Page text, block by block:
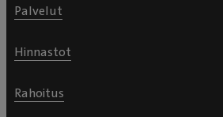
Palvelut
Hinnastot
Rahoitus